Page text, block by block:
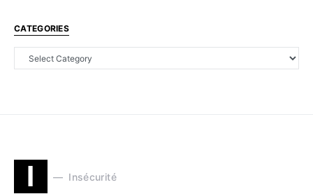
CATEGORIES
I Insécurité